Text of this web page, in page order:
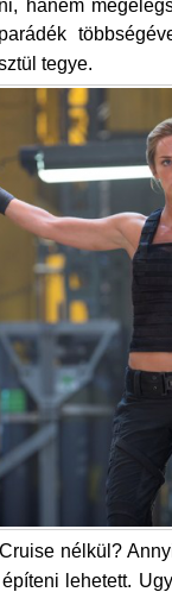
hanem
tegye.
nélkül?
lehetett.